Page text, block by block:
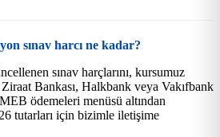
sınav harcı ne kadar?
sınav harçlarını, kursumuz
Ziraat Bankası, Halkbank veya Vakıfbank
ödemeleri menüsü altından
tutarları için bizimle iletişime